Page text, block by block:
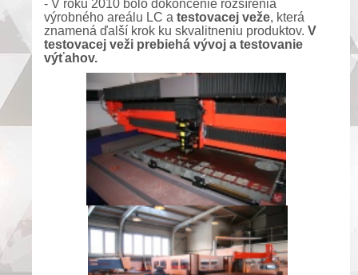
- V roku 2010 bolo dokončenie rozšírenia
výrobného areálu LC a testovacej veže, která
znamená ďalší krok ku skvalitneniu produktov. V
testovacej veži prebiehá vývoj a testovanie
výťahov.